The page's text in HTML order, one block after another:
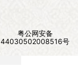
粤公网安备
44030502008516号